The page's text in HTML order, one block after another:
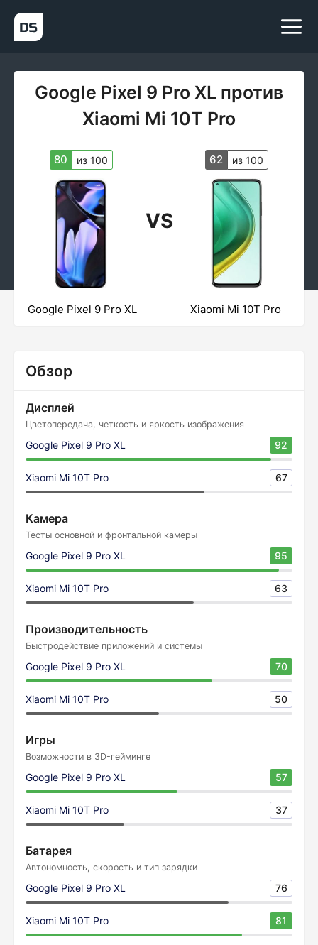
Google Pixel 9 Pro XL против
Xiaomi Mi 10T Pro
80 из 100
VS
62 из 100
Google Pixel 9 Pro XL Xiaomi Mi 10T Pro
Обзор
Дисплей
Цветопередача, четкость и яркость изображения
Google Pixel 9 Pro XL 92
Xiaomi Mi 10T Pro 67
Камера
Тесты основной и фронтальной камеры
Google Pixel 9 Pro XL 95
Xiaomi Mi 10T Pro 63
Производительность
Быстродействие приложений и системы
Google Pixel 9 Pro XL 70
Xiaomi Mi 10T Pro 50
Игры
Возможности в 3D-гейминге
Google Pixel 9 Pro XL 57
Xiaomi Mi 10T Pro 37
Батарея
Автономность, скорость и тип зарядки
Google Pixel 9 Pro XL 76
Xiaomi Mi 10T Pro 81